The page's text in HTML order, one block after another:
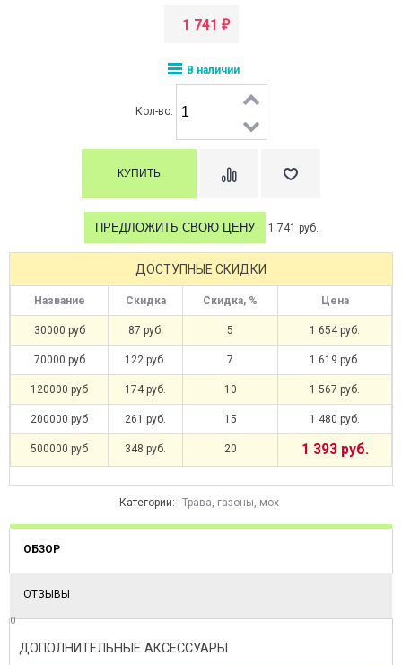
1 741 ₽
В наличии
Кол-во:
ПРЕДЛОЖИТЬ СВОЮ ЦЕНУ 1 741 руб.
ДОСТУПНЫЕ СКИДКИ
Название Скидка Скидка, % Цена
30000 руб 87 руб. 5 1 654 руб.
70000 руб 122 руб. 7 1 619 руб.
120000 руб 174 руб. 10 1 567 руб.
200000 руб 261 руб. 15 1 480 руб.
500000 руб 348 руб. 20 1 393 руб.
Категории: Трава, газоны, мох
ОБЗОР
ОТЗЫВЫ
0
ДОПОЛНИТЕЛЬНЫЕ АКСЕССУАРЫ